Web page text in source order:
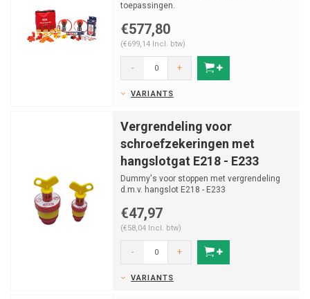
toepassingen.
€577,80
(€699,14 Incl. btw)
- +
VARIANTS
Vergrendeling voor
schroefzekeringen met
hangslotgat E218 - E233
Dummy's voor stoppen met vergrendeling
d.m.v. hangslot E218 - E233
€47,97
(€58,04 Incl. btw)
- +
VARIANTS